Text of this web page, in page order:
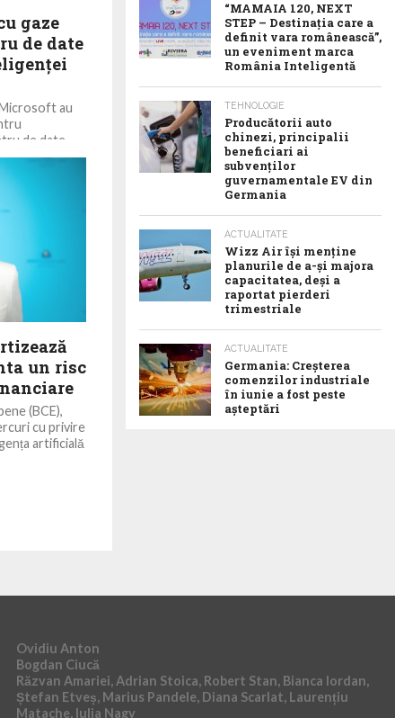
gaze
de date
au
de date...
un risc
(BCE),
cu privire
artificială
“MAMAIA 120, NEXT
STEP – Destinația care a
definit vara românească”,
un eveniment marca
România Inteligentă
TEHNOLOGIE
Producătorii auto
chinezi, principalii
beneficiari ai
subvenților
guvernamentale EV din
Germania
ACTUALITATE
Wizz Air își menține
planurile de a-și majora
capacitatea, deși a
raportat pierderi
trimestriale
ACTUALITATE
Germania: Creșterea
comenzilor industriale
în iunie a fost peste
așteptări
Ovidiu Anton
Bogdan Ciucă
Răzvan Amariei, Adrian Stoica, Robert Stan, Bianca Iordan,
Ștefan Etveș, Marius Pandele, Diana Scarlat, Laurențiu
Matache, Iulia Nagy